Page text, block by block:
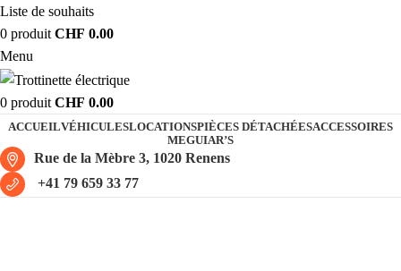
Liste de souhaits
0 produit CHF 0.00
Menu
0 produit CHF 0.00
ACCUEILVÉHICULESLOCATIONSPIÈCES DÉTACHÉESACCESSOIRES
MEGUIAR’S
Rue de la Mèbre 3, 1020 Renens
+41 79 659 33 77